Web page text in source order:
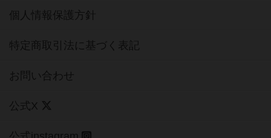
個人情報保護方針
特定商取引法に基づく表記
お問い合わせ
公式X